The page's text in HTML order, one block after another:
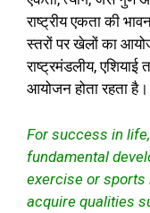
राष्ट्रीय एकता की
स्तरों पर खेलों का
राष्ट्रमंडलीय,
आयोजन होता रहता है।
For success in
fundamental
exercise or sports
acquire qualities